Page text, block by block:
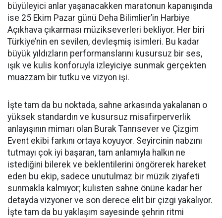
büyüleyici anlar yaşanacakken maratonun kapanışında
ise 25 Ekim Pazar günü Deha Bilimlier’in Harbiye
Açıkhava çıkarması müzikseverleri bekliyor. Her biri
Türkiye’nin en sevilen, devleşmiş isimleri. Bu kadar
büyük yıldızların performanslarını kusursuz bir ses,
ışık ve kulis konforuyla izleyiciye sunmak gerçekten
muazzam bir tutku ve vizyon işi.
İşte tam da bu noktada, sahne arkasında yakalanan o
yüksek standardın ve kusursuz misafirperverlik
anlayışının mimarı olan Burak Tanrısever ve Çizgim
Event ekibi farkını ortaya koyuyor. Seyircinin nabzını
tutmayı çok iyi başaran, tam anlamıyla halkın ne
istediğini bilerek ve beklentilerini öngörerek hareket
eden bu ekip, sadece unutulmaz bir müzik ziyafeti
sunmakla kalmıyor; kulisten sahne önüne kadar her
detayda vizyoner ve son derece elit bir çizgi yakalıyor.
İşte tam da bu yaklaşım sayesinde şehrin ritmi